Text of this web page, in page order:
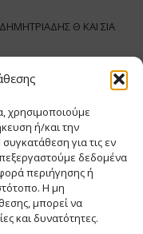
χρησιμοποιούμε
ή/και την
για τις εν
δεδομένα
περιήγησης ή
Η μη
μπορεί να
και δυνατότητες.
Θ ΚΑΙ ΣΙΑ
ΜΟΝΟΠΡΟΣΩΠΗ ΙΚΕ